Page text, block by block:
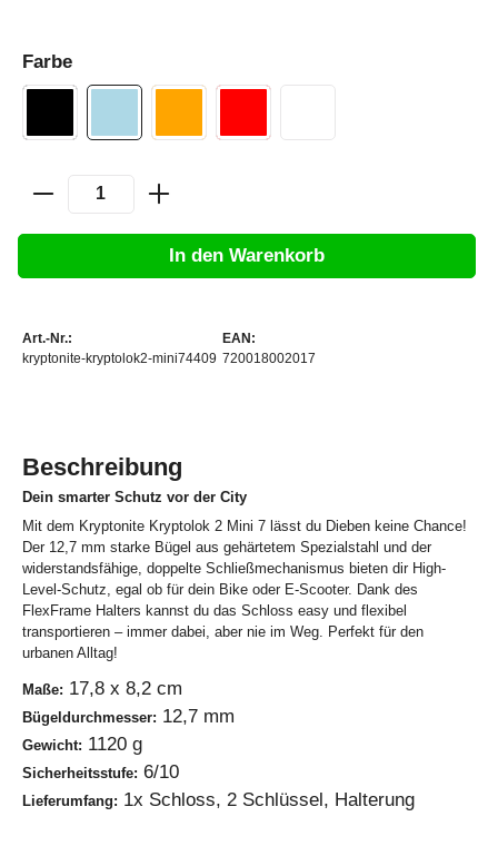
Farbe
In den Warenkorb
Art.-Nr.:
kryptonite-kryptolok2-mini74409
EAN:
720018002017
Beschreibung
Dein smarter Schutz vor der City
Mit dem Kryptonite Kryptolok 2 Mini 7 lässt du Dieben keine Chance!
Der 12,7 mm starke Bügel aus gehärtetem Spezialstahl und der
widerstandsfähige, doppelte Schließmechanismus bieten dir High-
Level-Schutz, egal ob für dein Bike oder E-Scooter. Dank des
FlexFrame Halters kannst du das Schloss easy und flexibel
transportieren – immer dabei, aber nie im Weg. Perfekt für den
urbanen Alltag!
Maße: 17,8 x 8,2 cm
Bügeldurchmesser: 12,7 mm
Gewicht: 1120 g
Sicherheitsstufe: 6/10
Lieferumfang: 1x Schloss, 2 Schlüssel, Halterung